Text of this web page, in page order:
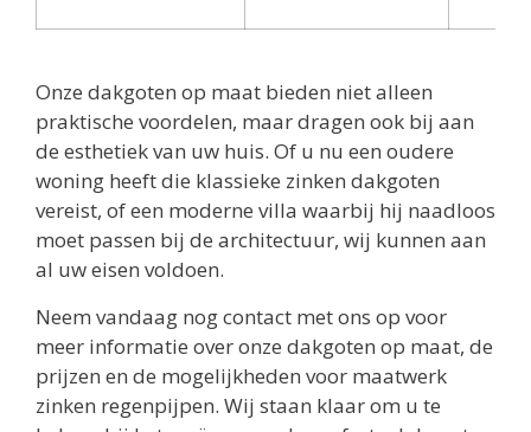
Onze dakgoten op maat bieden niet alleen
praktische voordelen, maar dragen ook bij aan
de esthetiek van uw huis. Of u nu een oudere
woning heeft die klassieke zinken dakgoten
vereist, of een moderne villa waarbij hij naadloos
moet passen bij de architectuur, wij kunnen aan
al uw eisen voldoen.
Neem vandaag nog contact met ons op voor
meer informatie over onze dakgoten op maat, de
prijzen en de mogelijkheden voor maatwerk
zinken regenpijpen. Wij staan klaar om u te